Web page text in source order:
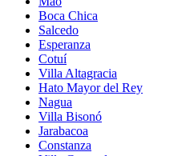
Boca Chica
Salcedo
Esperanza
Cotuí
Villa Altagracia
Hato Mayor del Rey
Nagua
Villa Bisonó
Jarabacoa
Constanza